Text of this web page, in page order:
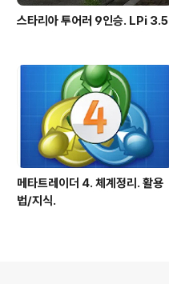
스타리아 투어러 9인승. LPi 3.5
메타트레이더 4. 체계정리. 활용
법/지식.